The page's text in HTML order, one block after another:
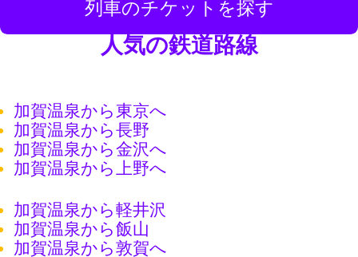
列車のチケットを探す
人気の鉄道路線
加賀温泉から東京へ
加賀温泉から長野
加賀温泉から金沢へ
加賀温泉から上野へ
加賀温泉から軽井沢
加賀温泉から飯山
加賀温泉から敦賀へ